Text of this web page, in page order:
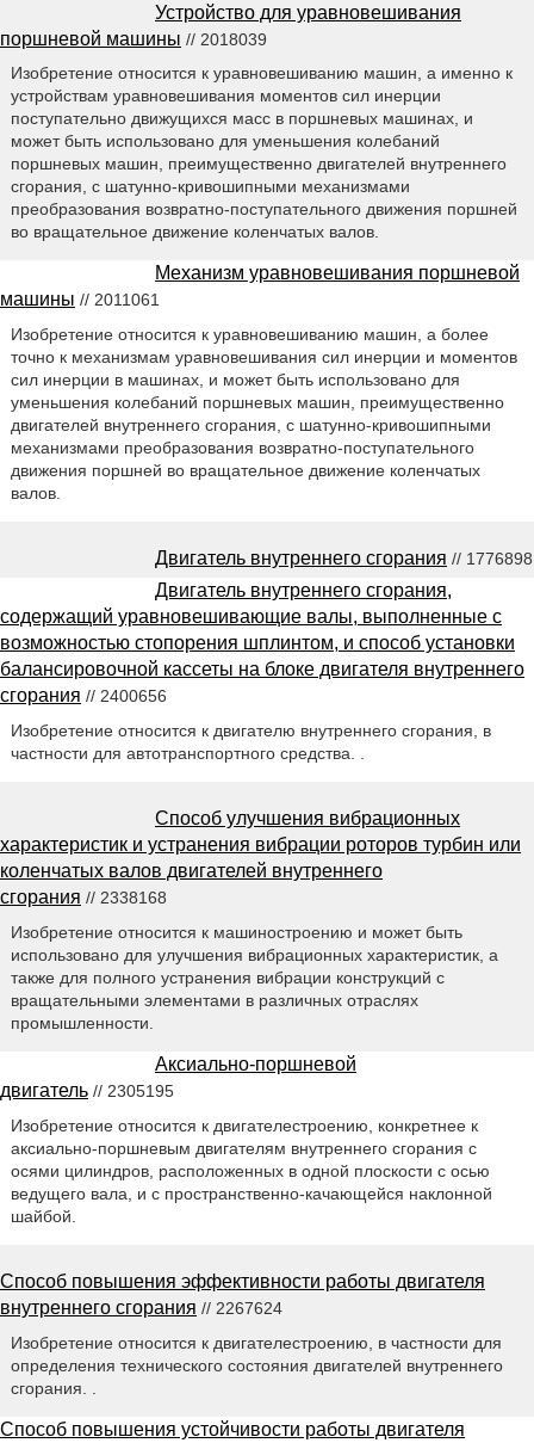
Устройство для уравновешивания
поршневой машины // 2018039
Изобретение относится к уравновешиванию машин, а именно к
устройствам уравновешивания моментов сил инерции
поступательно движущихся масс в поршневых машинах, и
может быть использовано для уменьшения колебаний
поршневых машин, преимущественно двигателей внутреннего
сгорания, с шатунно-кривошипными механизмами
преобразования возвратно-поступательного движения поршней
во вращательное движение коленчатых валов.
Механизм уравновешивания поршневой
машины // 2011061
Изобретение относится к уравновешиванию машин, а более
точно к механизмам уравновешивания сил инерции и моментов
сил инерции в машинах, и может быть использовано для
уменьшения колебаний поршневых машин, преимущественно
двигателей внутреннего сгорания, с шатунно-кривошипными
механизмами преобразования возвратно-поступательного
движения поршней во вращательное движение коленчатых
валов.
Двигатель внутреннего сгорания // 1776898
Двигатель внутреннего сгорания,
содержащий уравновешивающие валы, выполненные с
возможностью стопорения шплинтом, и способ установки
балансировочной кассеты на блоке двигателя внутреннего
сгорания // 2400656
Изобретение относится к двигателю внутреннего сгорания, в
частности для автотранспортного средства. .
Способ улучшения вибрационных
характеристик и устранения вибрации роторов турбин или
коленчатых валов двигателей внутреннего
сгорания // 2338168
Изобретение относится к машиностроению и может быть
использовано для улучшения вибрационных характеристик, а
также для полного устранения вибрации конструкций с
вращательными элементами в различных отраслях
промышленности.
Аксиально-поршневой
двигатель // 2305195
Изобретение относится к двигателестроению, конкретнее к
аксиально-поршневым двигателям внутреннего сгорания с
осями цилиндров, расположенных в одной плоскости с осью
ведущего вала, и с пространственно-качающейся наклонной
шайбой.
Способ повышения эффективности работы двигателя
внутреннего сгорания // 2267624
Изобретение относится к двигателестроению, в частности для
определения технического состояния двигателей внутреннего
сгорания. .
Способ повышения устойчивости работы двигателя